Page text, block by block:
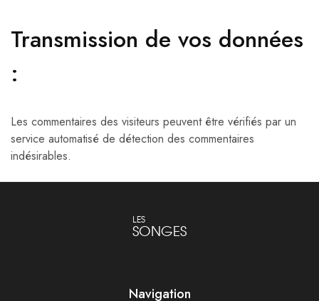
Transmission de vos données
:
Les commentaires des visiteurs peuvent être vérifiés par un
service automatisé de détection des commentaires
indésirables.
SONGES
LES
Navigation